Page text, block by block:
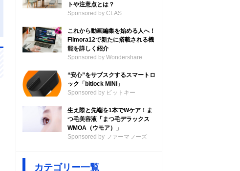
トや注意点とは？
Sponsored by CLAS
これから動画編集を始める人へ！
Filmora12で新たに搭載される機
能を詳しく紹介
Sponsored by Wondershare
“安心”をサブスクするスマートロ
ック「bitlock MINI」
Sponsored by ビットキー
生え際と先端を1本でWケア！ま
つ毛美容液「まつ毛デラックス
WMOA（ウモア）」
Sponsored by ファーマフーズ
カテゴリー一覧